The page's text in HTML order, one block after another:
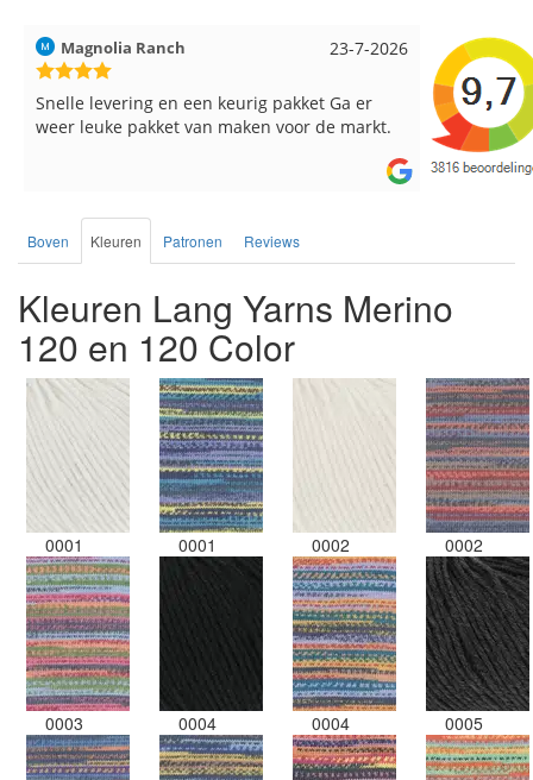
17-7-2026
Hilde uit Loyers
Reeds meerdere keren breigaren en
breinaalden besteld, altijd heel tevreden over
Loes uit
Snelle
Boven Kleuren Patronen Reviews
Kleuren Lang Yarns Merino
120 en 120 Color
0001 0001 0002 0002
0003 0004 0004 0005